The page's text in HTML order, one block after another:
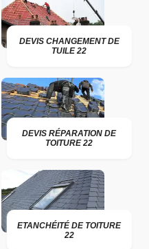
DEVIS CHANGEMENT DE
TUILE 22
DEVIS RÉPARATION DE
TOITURE 22
ETANCHÉITÉ DE TOITURE
22